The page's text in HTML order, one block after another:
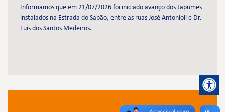
Informamos que em 21/07/2026 foi iniciado avanço dos tapumes
instalados na Estrada do Sabão, entre as ruas José Antonioli e Dr.
Luís dos Santos Medeiros.